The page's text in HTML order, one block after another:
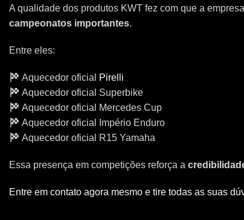
A qualidade dos produtos KWT fez com que a
campeonatos importantes.
Entre eles:
Aquecedor oficial Pirelli
Aquecedor oficial Superbike
Aquecedor oficial Mercedes Cup
Aquecedor oficial Império Enduro
Aquecedor oficial R15 Yamaha
Essa presença em competições reforça a
Entre em contato agora mesmo e tire todas as suas